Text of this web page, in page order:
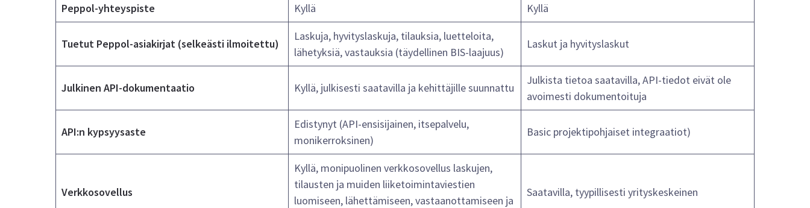
Peppol-yhteyspiste Kyllä Kyllä
Tuetut Peppol-asiakirjat (selkeästi ilmoitettu)
Laskuja, hyvityslaskuja, tilauksia, luetteloita,
lähetyksiä, vastauksia (täydellinen BIS-laajuus)
Laskut ja hyvityslaskut
Julkinen API-dokumentaatio Kyllä, julkisesti saatavilla ja kehittäjille suunnattu
Julkista tietoa saatavilla, API-tiedot eivät ole
avoimesti dokumentoituja
API:n kypsyysaste
Edistynyt (API-ensisijainen, itsepalvelu,
monikerroksinen)
Basic projektipohjaiset integraatiot)
Verkkosovellus
Kyllä, monipuolinen verkkosovellus laskujen,
tilausten ja muiden liiketoimintaviestien
luomiseen, lähettämiseen, vastaanottamiseen ja
Saatavilla, tyypillisesti yrityskeskeinen